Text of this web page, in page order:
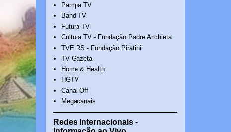
Pampa TV
Band TV
Futura TV
Cultura TV - Fundação Padre Anchieta
TVE RS - Fundação Piratini
TV Gazeta
Home & Health
HGTV
Canal Off
Megacanais
Redes Internacionais -